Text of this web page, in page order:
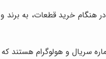
در هنگام خرید قطعات، به برند
سریال و هولوگرام